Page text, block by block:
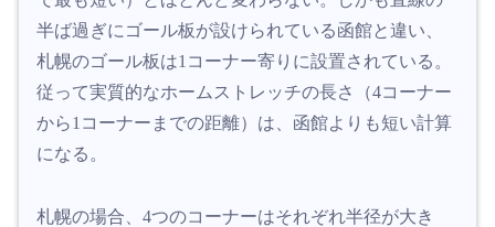
半ば過ぎにゴール板が設けられている函館と違い、
札幌のゴール板は1コーナー寄りに設置されている。
従って実質的なホームストレッチの長さ（4コーナー
から1コーナーまでの距離）は、函館よりも短い計算
になる。
札幌の場合、4つのコーナーはそれぞれ半径が大き